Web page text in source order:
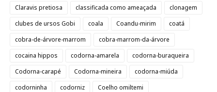
Claravis pretiosa
classificada como ameaçada
clonagem
clubes de ursos Gobi
coala Coandu-mirim
coatá
cobra-de-árvore-marrom
cobra-marrom-da-árvore
cocaina hippos
codorna-amarela
codorna-buraqueira
Codorna-carapé
Codorna-mineira
codorna-miúda
codorninha
codorniz
Coelho omiltemi